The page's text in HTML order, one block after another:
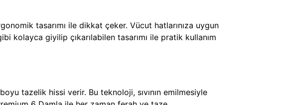
tasarımı ile dikkat çeker. Vücut hatlarınıza uygun
kolayca giyilip çıkarılabilen tasarımı ile pratik kullanım
tazelik hissi verir. Bu teknoloji, sıvının emilmesiyle